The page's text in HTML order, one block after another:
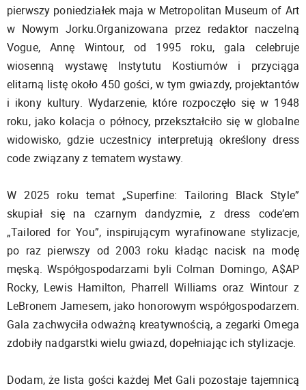
pierwszy poniedziałek maja w Metropolitan Museum of Art
w Nowym Jorku.Organizowana przez redaktor naczelną
Vogue, Annę Wintour, od 1995 roku, gala celebruje
wiosenną wystawę Instytutu Kostiumów i przyciąga
elitarną listę około 450 gości, w tym gwiazdy, projektantów
i ikony kultury. Wydarzenie, które rozpoczęło się w 1948
roku, jako kolacja o północy, przekształciło się w globalne
widowisko, gdzie uczestnicy interpretują określony dress
code związany z tematem wystawy.
W 2025 roku temat „Superfine: Tailoring Black Style”
skupiał się na czarnym dandyzmie, z dress code’em
„Tailored for You”, inspirującym wyrafinowane stylizacje,
po raz pierwszy od 2003 roku kładąc nacisk na modę
męską. Współgospodarzami byli Colman Domingo, A$AP
Rocky, Lewis Hamilton, Pharrell Williams oraz Wintour z
LeBronem Jamesem, jako honorowym współgospodarzem.
Gala zachwyciła odważną kreatywnością, a zegarki Omega
zdobiły nadgarstki wielu gwiazd, dopełniając ich stylizacje.
Dodam, że lista gości każdej Met Gali pozostaje tajemnicą